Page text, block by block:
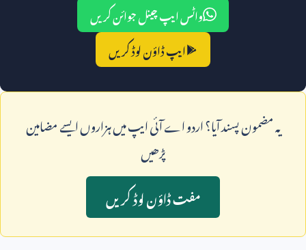
واٹس ایپ چینل جوائن کریں
ایپ ڈاؤن لوڈ کریں
يہ مضمون پسند آيا؟ اردو اے آئی ايپ ميں ہزاروں ايسے مضامين
پڑھيں
مفت ڈاؤن لوڈ کريں